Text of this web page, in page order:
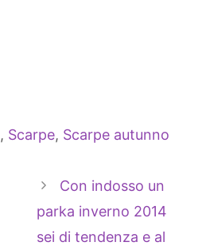
, Scarpe, Scarpe autunno
Con indosso un
parka inverno 2014
sei di tendenza e al